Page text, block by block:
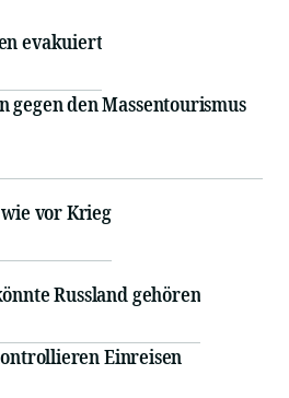
evakuiert
gegen den Massentourismus
vor Krieg
Russland gehören
Einreisen